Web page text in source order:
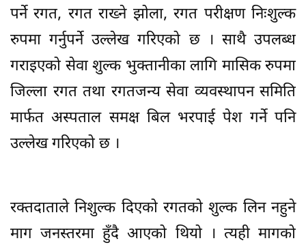
पर्ने रगत, रगत राख्ने झोला, रगत परीक्षण निःशुल्क
रुपमा गर्नुपर्ने उल्लेख गरिएको छ । साथै उपलब्ध
गराइएको सेवा शुल्क भुक्तानीका लागि मासिक रुपमा
जिल्ला रगत तथा रगतजन्य सेवा व्यवस्थापन समिति
मार्फत अस्पताल समक्ष बिल भरपाई पेश गर्ने पनि
उल्लेख गरिएको छ ।
रक्तदाताले निशुल्क दिएको रगतको शुल्क लिन नहुने
माग जनस्तरमा हुँदै आएको थियो । त्यही मागको